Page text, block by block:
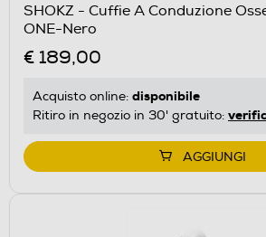
SHOKZ - Cuffie A Conduzione
ONE-Nero
€ 189,00
Acquisto online: disponibile
Ritiro in negozio in 30' gratuito:
AGGIUNGI